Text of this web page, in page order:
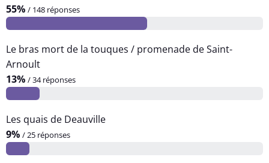
55% / 148 réponses
Le bras mort de la touques / promenade de Saint-
Arnoult
13% / 34 réponses
Les quais de Deauville
9% / 25 réponses